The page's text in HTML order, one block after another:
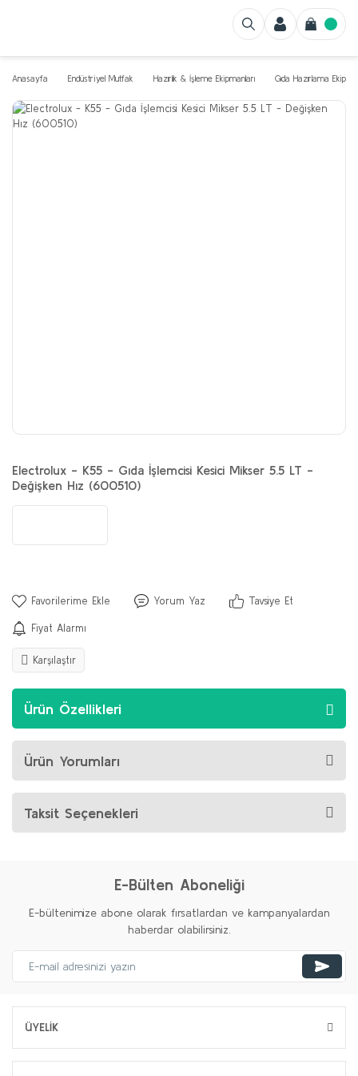
Anasayfa Endüstriyel Mutfak Hazırlık & İşleme Ekipmanları Gıda Hazırlama
Electrolux - K55 - Gıda İşlemcisi Kesici Mikser 5.5 LT -
Değişken Hız (600510)
Yorum Yaz Tavsiye Et
Fiyat Alarmı
Karşılaştır
Ürün Özellikleri
Ürün Yorumları
Taksit Seçenekleri
E-Bülten Aboneliği
E-bültenimize abone olarak fırsatlardan ve kampanyalardan
haberdar olabilirsiniz.
ÜYELİK